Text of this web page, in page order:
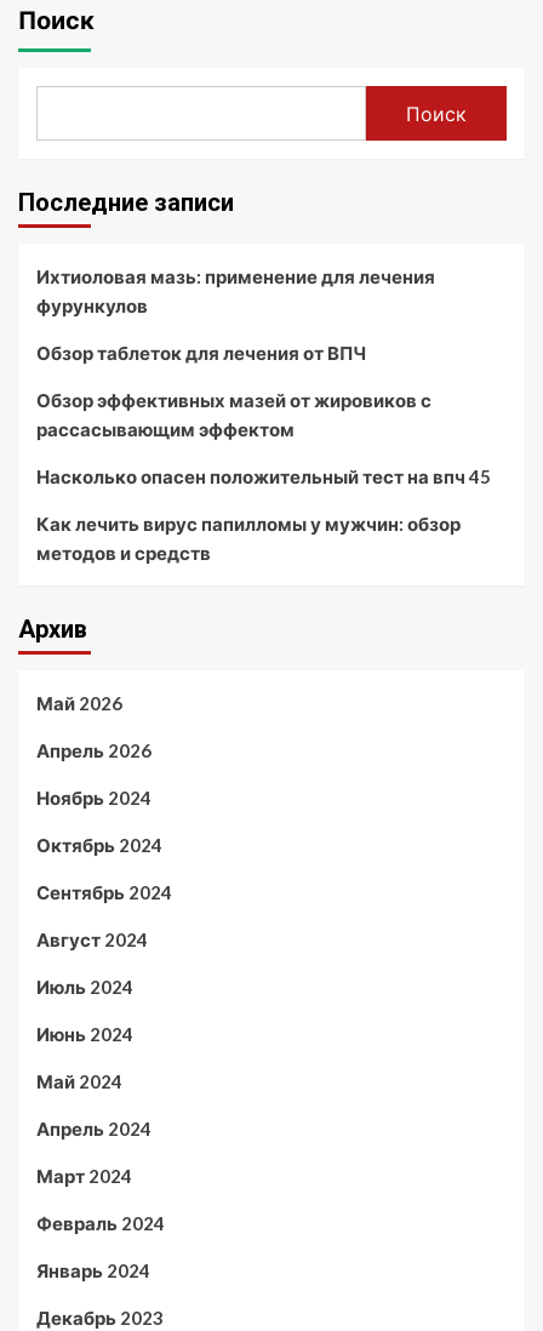
Поиск
Поиск
Последние записи
Ихтиоловая мазь: применение для лечения
фурункулов
Обзор таблеток для лечения от ВПЧ
Обзор эффективных мазей от жировиков с
рассасывающим эффектом
Насколько опасен положительный тест на впч 45
Как лечить вирус папилломы у мужчин: обзор
методов и средств
Архив
Май 2026
Апрель 2026
Ноябрь 2024
Октябрь 2024
Сентябрь 2024
Август 2024
Июль 2024
Июнь 2024
Май 2024
Апрель 2024
Март 2024
Февраль 2024
Январь 2024
Декабрь 2023